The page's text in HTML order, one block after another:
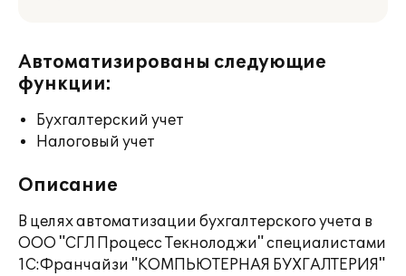
Автоматизированы следующие
функции:
Бухгалтерский учет
Налоговый учет
Описание
В целях автоматизации бухгалтерского учета в
ООО "СГЛ Процесс Текнолоджи" специалистами
1С:Франчайзи "КОМПЬЮТЕРНАЯ БУХГАЛТЕРИЯ"